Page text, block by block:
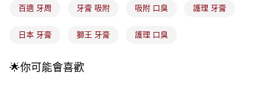
【大哥付你分期使用說明】
流程，驗證手機門號後，選擇欲分期的期數、繳款截止日，確認付款後即完
4.訂單成立30分鐘內，如未前往確認交易或遇審核未通過，訂單將自動取
ATM付款
全家取貨付款
百適 牙周 牙膏 吸附 吸附 口臭 護理 牙膏
日本 牙膏 獅王 牙膏 護理 口臭
🌟你可能會喜歡